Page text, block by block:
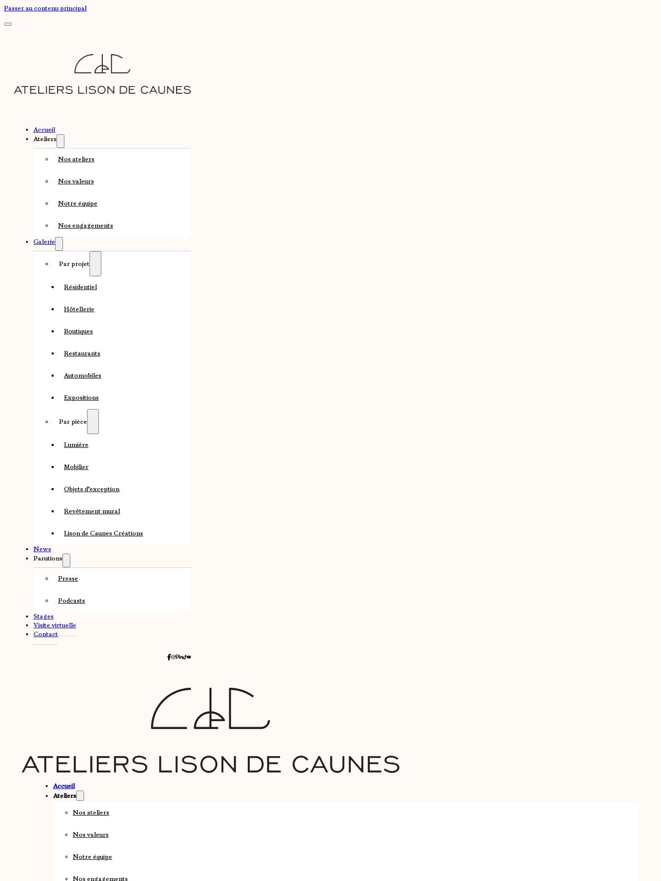
Passer au contenu principal
Accueil
Ateliers
Nos ateliers
Nos valeurs
Notre équipe
Nos engagements
Galerie
Par projet
Résidentiel
Hôtellerie
Boutiques
Restaurants
Automobiles
Expositions
Par pièce
Lumière
Mobilier
Objets d’exception
Revêtement mural
Lison de Caunes Créations
News
Parutions
Presse
Podcasts
Stages
Visite virtuelle
Contact
Accueil
Ateliers
Nos ateliers
Nos valeurs
Notre équipe
Nos engagements